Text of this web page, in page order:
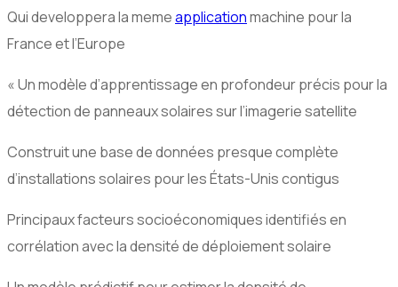
Qui developpera la memeapplicationmachine pour la
France et l’Europe
« Un modèle d’apprentissage en profondeur précis pour la
détection de panneaux solaires sur l’imagerie satellite
Construit une base de données presque complète
d’installations solaires pour les États-Unis contigus
Principaux facteurs socioéconomiques identifiés en
corrélation avec la densité de déploiement solaire